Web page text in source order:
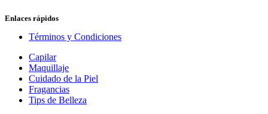
Enlaces rápidos
Términos y Condiciones
Capilar
Maquillaje
Cuidado de la Piel
Fragancias
Tips de Belleza